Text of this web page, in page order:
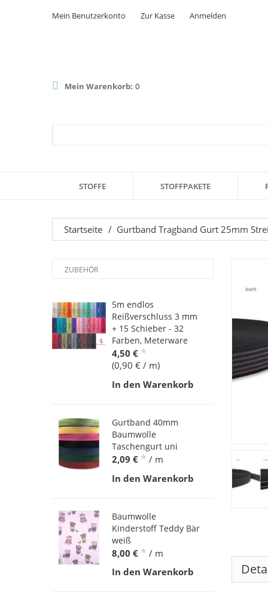
Mein Benutzerkonto Zur Kasse Anmelden
Mein Warenkorb: 0
STOFFE STOFFPAKETE
Startseite / Gurtband Tragband Gurt 25mm
ZUBEHÖR
5m endlos
Reißverschluss 3 mm
+ 15 Schieber - 32
Farben, Meterware
4,50 € *
(0,90 € / m)
In den Warenkorb
Gurtband 40mm
Baumwolle
Taschengurt uni
2,09 € * / m
In den Warenkorb
Baumwolle
Kinderstoff Teddy Bär
weiß
8,00 € * / m
In den Warenkorb